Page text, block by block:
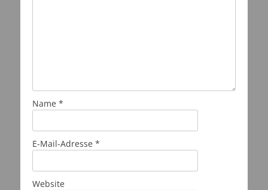
Name *
E-Mail-Adresse *
Website